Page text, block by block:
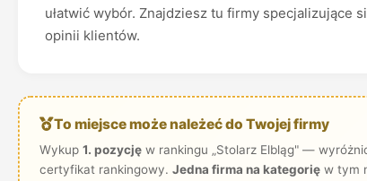
ułatwić wybór. Znajdziesz tu firmy specjalizujące
opinii klientów.
To miejsce może należeć do Twojej firmy
Wykup 1. pozycjęw rankingu „Stolarz Elbląg" —
certyfikat rankingowy. Jedna firma na kategorięw tym